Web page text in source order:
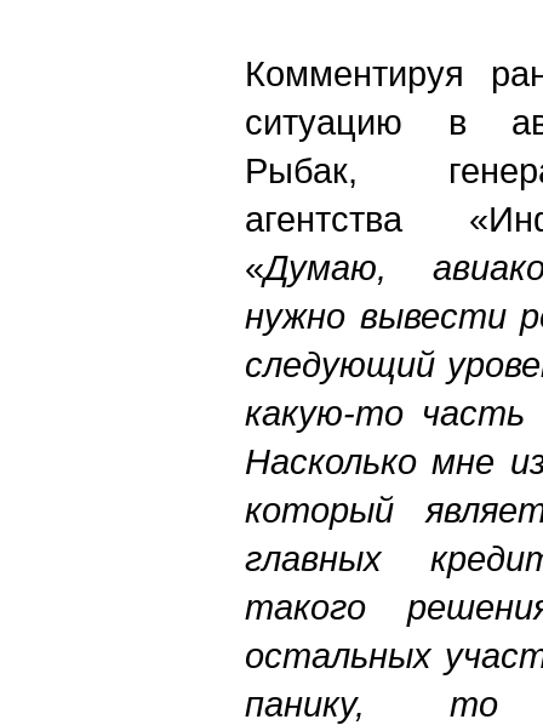
Комментируя
ситуацию в
Рыбак,
агентства
«Думаю,
нужно вывести
следующий
какую-то часть
Насколько мне
который
главных
такого
остальных
панику, то